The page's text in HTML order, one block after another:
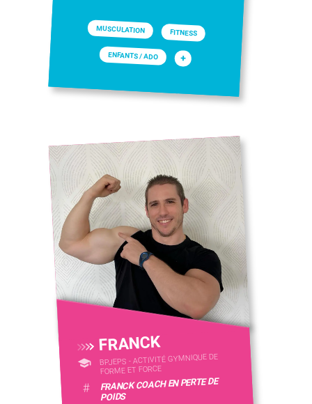
MUSCULATION FITNESS
ENFANTS / ADO +
FRANCK
BPJEPS - ACTIVITÉ GYMNIQUE DE
FORME ET FORCE
# FRANCK COACH EN PERTE DE
POIDS